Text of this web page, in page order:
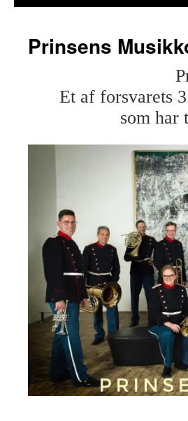
Prinsens
Et af forsvarets
som har